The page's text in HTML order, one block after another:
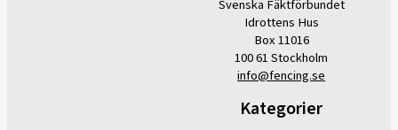
Svenska Fäktförbundet
Idrottens Hus
Box 11016
100 61 Stockholm
info@fencing.se
Kategorier